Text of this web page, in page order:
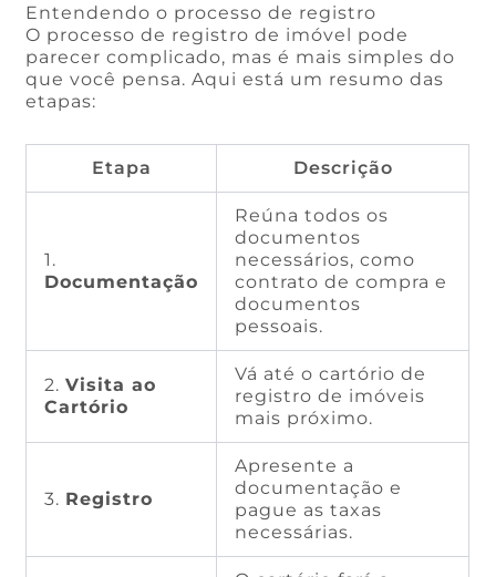
Entendendo o processo de registro
O processo de registro de imóvel pode
parecer complicado, mas é mais simples do
que você pensa. Aqui está um resumo das
etapas:
Etapa Descrição
1.
Documentação
Reúna todos os
documentos
necessários, como
contrato de compra e
documentos
pessoais.
2.Visita ao
Cartório
Vá até o cartório de
registro de imóveis
mais próximo.
3. Registro
Apresente a
documentação e
pague as taxas
necessárias.